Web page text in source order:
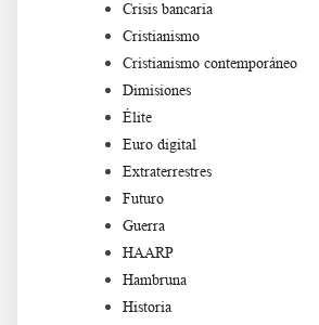
Crisis bancaria
Cristianismo
Cristianismo contemporáneo
Dimisiones
Élite
Euro digital
Extraterrestres
Futuro
Guerra
HAARP
Hambruna
Historia